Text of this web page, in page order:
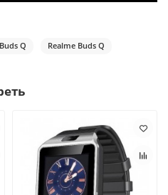
Q Realme Buds Q